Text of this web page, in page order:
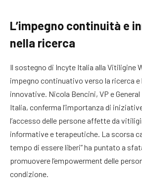
L’impegno continuità e
nella ricerca
Il sostegno di Incyte Italia alla Vitiligine
impegno continuativo verso la ricerca
innovative. Nicola Bencini, VP e
Italia, conferma l’importanza di
l’accesso delle persone affette da
informative e terapeutiche. La scorsa
tempo di essere liberi” ha puntato a
promuovere l’empowerment delle
condizione.